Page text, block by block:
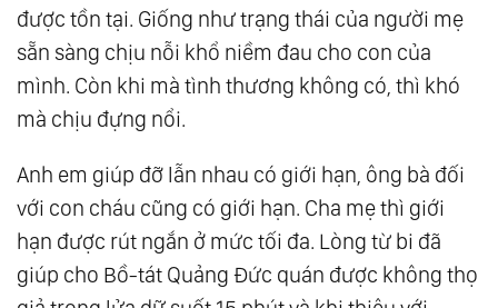
được tồn tại. Giống như trạng thái của người mẹ
sẵn sàng chịu nỗi khổ niềm đau cho con của
mình. Còn khi mà tình thương không có, thì khó
mà chịu đựng nổi.
Anh em giúp đỡ lẫn nhau có giới hạn, ông bà đối
với con cháu cũng có giới hạn. Cha mẹ thì giới
hạn được rút ngắn ở mức tối đa. Lòng từ bi đã
giúp cho Bồ-tát Quảng Đức quán được không thọ